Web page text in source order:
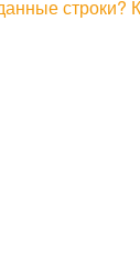
строки?